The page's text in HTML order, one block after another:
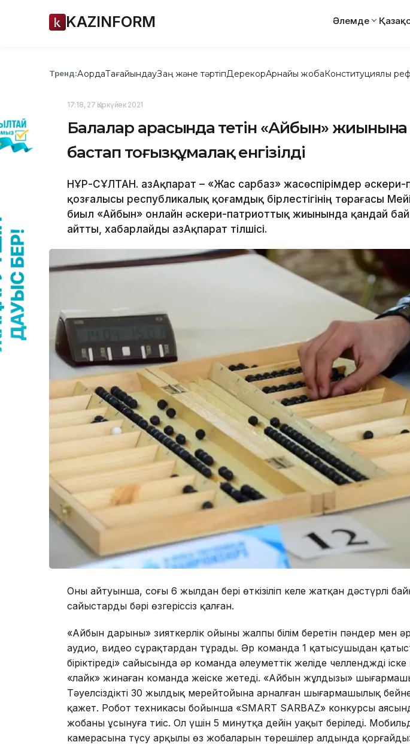
KAZINFORM Әлемде
Тренд:АқордаТағайындауЗаң және тәртіпДерекқорАрнайы жобаКонституциялық
17:18, 27 Қыркүйек 2021
Балалар арасында өтетін «Айбын»
бастап тоғызқұмалақ енгізілді
НҰР-СҰЛТАН. ҚазАқпарат – «Жас сарбаз» жасөспірімдер
қозғалысы республикалық қоғамдық бірлестігінің төрағасы
биыл «Айбын» онлайн әскери-патриоттық жиынында қандай
айтты, хабарлайды ҚазАқпарат тілшісі.
Оның айтуынша, соңғы 6 жылдан бері өткізіліп келе жатқан дәстүрлі
сайыстардың бәрі өзгеріссіз қалған.
«Айбын дарыны» зияткерлік ойыны жалпы білім беретін пәндер мен
аудио, видео сұрақтардан тұрады. Әр команда 1 қатысушыдан
біріктіреді» сайысында әр команда әлеуметтік желіде челленджді
«лайк» жинаған команда жеңіске жетеді. «Айбын жұлдызы»
Тәуелсіздіктің 30 жылдық мерейтойына арналған шығармашылық
қажет. Робот техникасы бойынша «SMART SARBAZ» конкурсы
жобаны ұсынуға тиіс. Ол үшін 5 минутқа дейін уақыт беріледі.
камерасына түсу арқылы өз жобаларын төрешілер алдында